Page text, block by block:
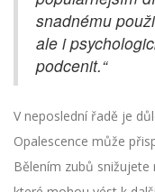
snadnému
ale i
podcenit.“
V neposlední řadě je
Opalescence může
Bělením zubů snižujete